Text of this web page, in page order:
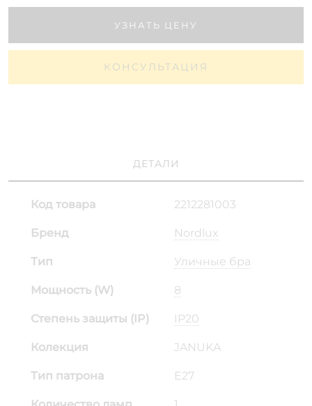
УЗНАТЬ ЦЕНУ
КОНСУЛЬТАЦИЯ
ДЕТАЛИ
Код товара 2212281003
Бренд Nordlux
Тип Уличные бра
Мощность (W) 8
Степень защиты (IP) IP20
Колекция JANUKA
Тип патрона E27